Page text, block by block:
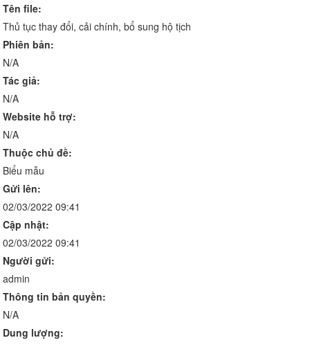
Tên file:
Thủ tục thay đổi, cải chính, bổ sung hộ tịch
Phiên bản:
N/A
Tác giả:
N/A
Website hỗ trợ:
N/A
Thuộc chủ đề:
Biểu mẫu
Gửi lên:
02/03/2022 09:41
Cập nhật:
02/03/2022 09:41
Người gửi:
admin
Thông tin bản quyền:
N/A
Dung lượng: